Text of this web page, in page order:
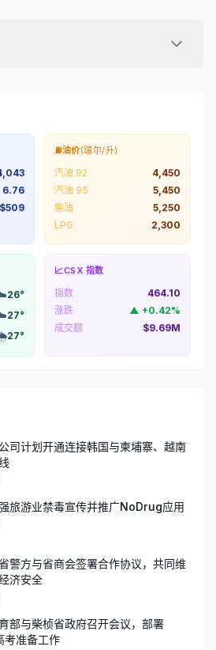
6.76
$509
⛽油价(瑞尔/升)
汽油 92
4,450
汽油 95
5,450
柴油
5,250
LPG
2,300
26°
27°
27°
📈CSX 指数
指数
464.10
涨跌
▲ +0.42%
成交额
$9.69M
司计划开通连接韩国与柬埔寨、越南
旅游业禁毒宣传并推广NoDrug应用
警方与省商会签署合作协议，共同维
济安全
部与柴桢省政府召开会议，部署
准备工作